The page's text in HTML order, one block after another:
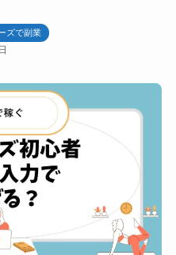
ズで副業